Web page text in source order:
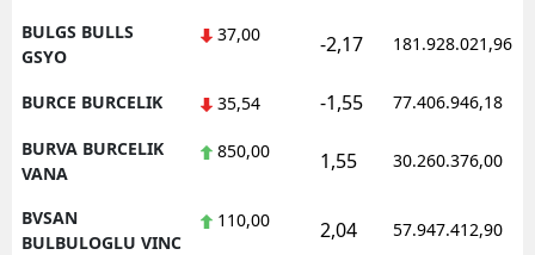
BULGS BULLS
GSYO
37,00 -2,17 181.928.021,96
BURCE BURCELIK 35,54 -1,55 77.406.946,18
BURVA BURCELIK
VANA
850,00 1,55 30.260.376,00
BVSAN
BULBULOGLU VINC
110,00 2,04 57.947.412,90